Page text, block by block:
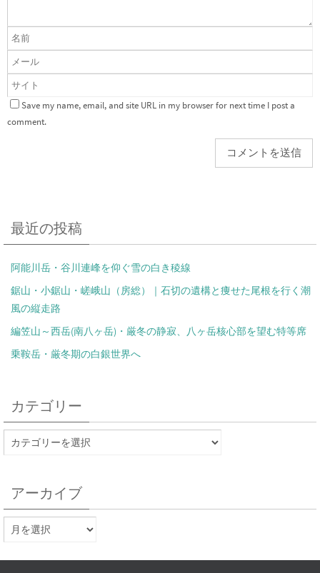
Save my name, email, and site URL in my browser for next time I post a
comment.
最近の投稿
阿能川岳・谷川連峰を仰ぐ雪の白き稜線
鋸山・小鋸山・嵯峨山（房総）｜石切の遺構と痩せた尾根を行く潮
風の縦走路
編笠山～西岳(南八ヶ岳)・厳冬の静寂、八ヶ岳核心部を望む特等席
乗鞍岳・厳冬期の白銀世界へ
カテゴリー
アーカイブ